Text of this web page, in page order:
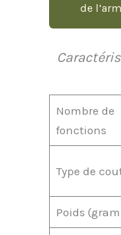
de
Nombre de
fonctions
Type de
Poids